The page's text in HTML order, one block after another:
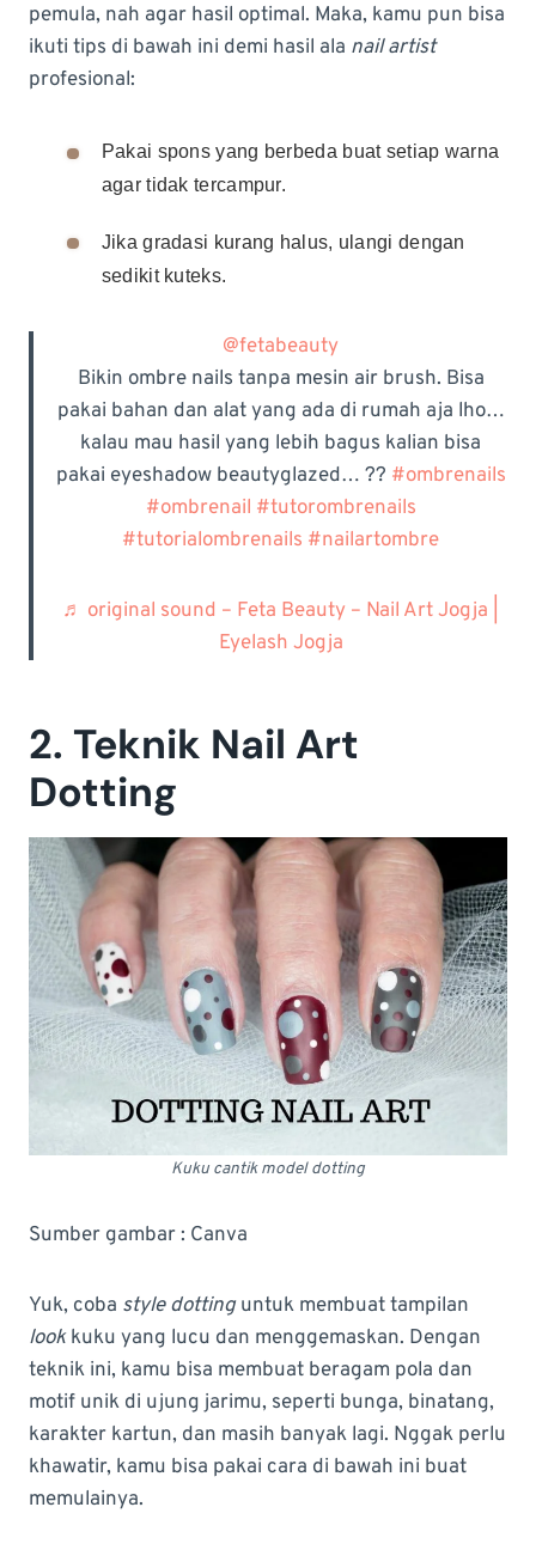
pemula, nah agar hasil optimal. Maka, kamu pun bisa
ikuti tips di bawah ini demi hasil ala nail artist
profesional:
Pakai spons yang berbeda buat setiap warna
agar tidak tercampur.
Jika gradasi kurang halus, ulangi dengan
sedikit kuteks.
@fetabeauty
Bikin ombre nails tanpa mesin air brush. Bisa
pakai bahan dan alat yang ada di rumah aja lho…
kalau mau hasil yang lebih bagus kalian bisa
pakai eyeshadow beautyglazed… ?? #ombrenails
#ombrenail #tutorombrenails
#tutorialombrenails #nailartombre
♬ original sound – Feta Beauty – Nail Art Jogja |
Eyelash Jogja
2. Teknik Nail Art
Dotting
Kuku cantik model dotting
Sumber gambar : Canva
Yuk, coba style dottinguntuk membuat tampilan
lookkuku yang lucu dan menggemaskan. Dengan
teknik ini, kamu bisa membuat beragam pola dan
motif unik di ujung jarimu, seperti bunga, binatang,
karakter kartun, dan masih banyak lagi. Nggak perlu
khawatir, kamu bisa pakai cara di bawah ini buat
memulainya.